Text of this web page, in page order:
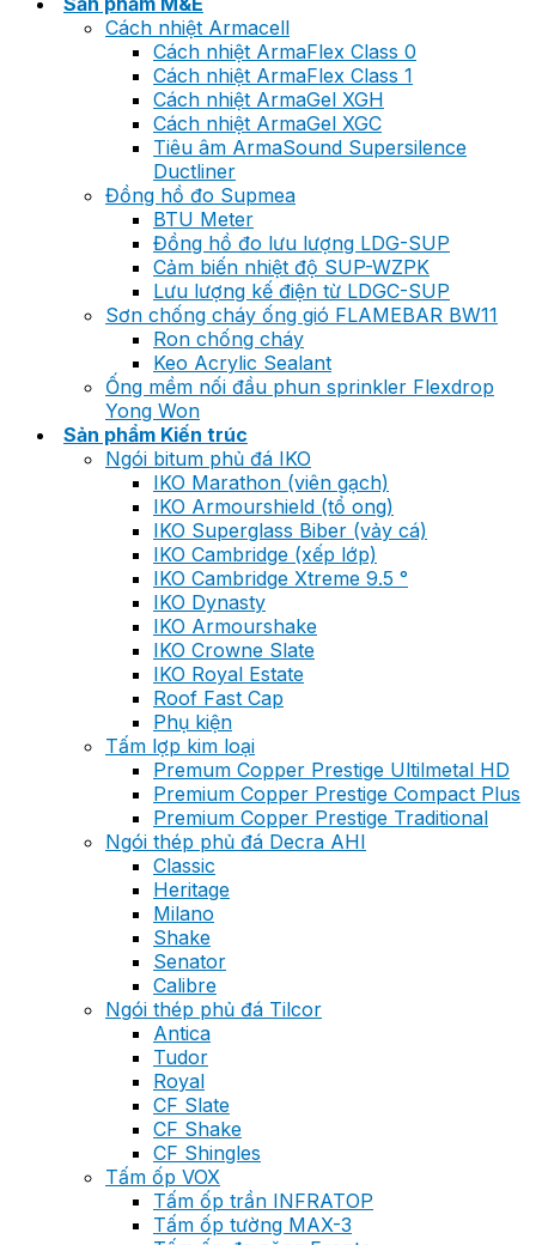
Cách nhiệt Armacell
Cách nhiệt ArmaFlex Class 0
Cách nhiệt ArmaFlex Class 1
Cách nhiệt ArmaGel XGH
Cách nhiệt ArmaGel XGC
Tiêu âm ArmaSound Supersilence
Ductliner
Đồng hồ đo Supmea
BTU Meter
Đồng hồ đo lưu lượng LDG-SUP
Cảm biến nhiệt độ SUP-WZPK
Lưu lượng kế điện từ LDGC-SUP
Sơn chống cháy ống gió FLAMEBAR BW11
Ron chống cháy
Keo Acrylic Sealant
Ống mềm nối đầu phun sprinkler Flexdrop
Yong Won
Sản phẩm Kiến trúc
Ngói bitum phủ đá IKO
IKO Marathon (viên gạch)
IKO Armourshield (tổ ong)
IKO Superglass Biber (vảy cá)
IKO Cambridge (xếp lớp)
IKO Cambridge Xtreme 9.5 °
IKO Dynasty
IKO Armourshake
IKO Crowne Slate
IKO Royal Estate
Roof Fast Cap
Phụ kiện
Tấm lợp kim loại
Premum Copper Prestige Ultilmetal HD
Premium Copper Prestige Compact Plus
Premium Copper Prestige Traditional
Ngói thép phủ đá Decra AHI
Classic
Heritage
Milano
Shake
Senator
Calibre
Ngói thép phủ đá Tilcor
Antica
Tudor
Royal
CF Slate
CF Shake
CF Shingles
Tấm ốp VOX
Tấm ốp trần INFRATOP
Tấm ốp tường MAX-3